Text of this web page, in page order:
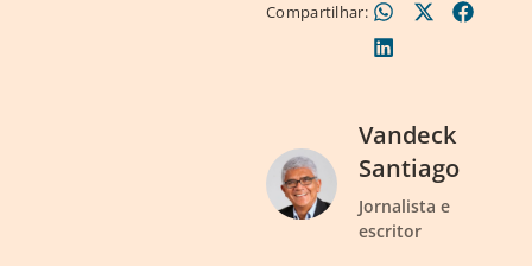
Compartilhar:
Vandeck
Santiago
Jornalista e
escritor